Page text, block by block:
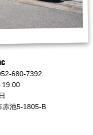
680-7392
19:00
赤池5-1805-B